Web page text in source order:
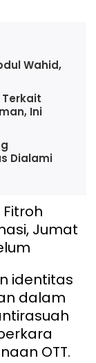
Wahid,
Terkait
Ini
Dialami
Fitroh
Jumat
identitas
dalam
OTT.